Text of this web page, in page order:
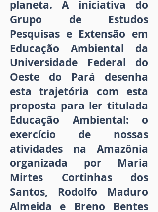
planeta. A iniciativa do
Grupo de Estudos
Pesquisas e Extensão em
Educação Ambiental da
Universidade Federal do
Oeste do Pará desenha
esta trajetória com esta
proposta para ler titulada
Educação Ambiental: o
exercício de nossas
atividades na Amazônia
organizada por Maria
Mirtes Cortinhas dos
Santos, Rodolfo Maduro
Almeida e Breno Bentes